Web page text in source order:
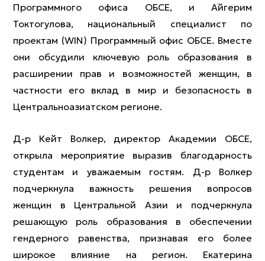
Программного офиса ОБСЕ, и Айгерим
Токтогулова, национальный специалист по
проектам (WIN) Программный офис ОБСЕ. Вместе
они обсудили ключевую роль образования в
расширении прав и возможностей женщин, в
частности его вклад в мир и безопасность в
Центральноазиатском регионе.
Д-р Кейт Волкер, директор Академии ОБСЕ,
открыла мероприятие выразив благодарность
студентам и уважаемым гостям. Д-р Волкер
подчеркнула важность решения вопросов
женщин в Центральной Азии и подчеркнула
решающую роль образования в обеспечении
гендерного равенства, признавая его более
широкое влияние на регион. Екатерина